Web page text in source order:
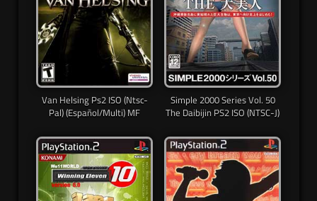
Van Helsing Ps2 ISO (Ntsc-
Pal) (Español/Multi) MF
Simple 2000 Series Vol. 50
The Daibijin PS2 ISO (NTSC-J)